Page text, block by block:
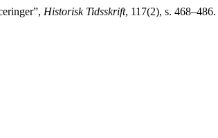
Historisk Tidsskrift, 117(2), s.